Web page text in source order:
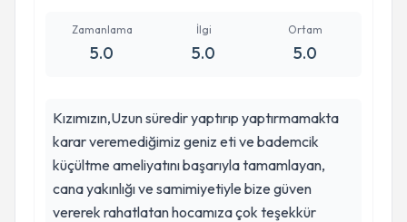
istedim.Doktorum Mehmet Aşık işinde çok ama
çok başarılı bi o kadar da güler yüzlü tatlı dilli
doktora denk gelmek çok güzel bir şans.Ve ben
çok şanslı olduğumu düşünüyorum.Kendisini çok
seviyorum.Hayatı boyunca ona başarılar
diliyorum ☺️🙏
Zamanlama
5.0
İlgi
5.0
Ortam
5.0
Kızımızın,Uzun süredir yaptırıp yaptırmamakta
karar veremediğimiz geniz eti ve bademcik
küçültme ameliyatını başarıyla tamamlayan,
cana yakınlığı ve samimiyetiyle bize güven
vererek rahatlatan hocamıza çok teşekkür